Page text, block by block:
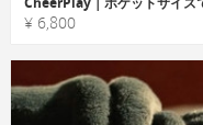
¥ 6,800